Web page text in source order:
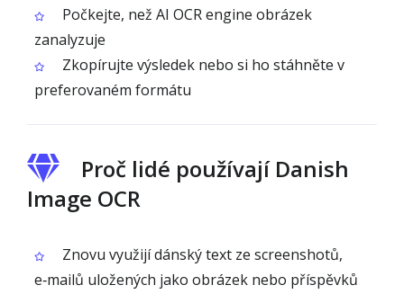
Počkejte, než AI OCR engine obrázek
zanalyzuje
Zkopírujte výsledek nebo si ho stáhněte v
preferovaném formátu
Proč lidé používají Danish
Image OCR
Znovu využijí dánský text ze screenshotů,
e‑mailů uložených jako obrázek nebo příspěvků